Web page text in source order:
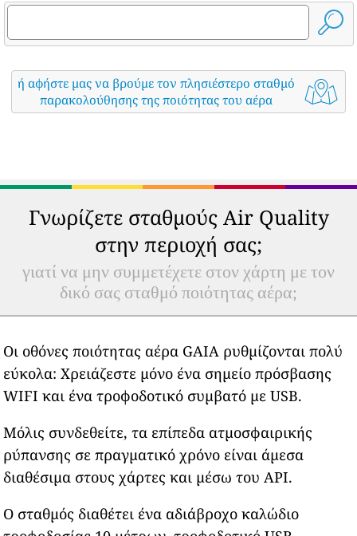
ή αφήστε μας να βρούμε τον πλησιέστερο σταθμό
παρακολούθησης της ποιότητας του αέρα
Γνωρίζετε σταθμούς Air Quality
στην περιοχή σας;
γιατί να μην συμμετέχετε στον χάρτη με τον
δικό σας σταθμό ποιότητας αέρα;
Οι οθόνες ποιότητας αέρα GAIA ρυθμίζονται πολύ
εύκολα: Χρειάζεστε μόνο ένα σημείο πρόσβασης
WIFI και ένα τροφοδοτικό συμβατό με USB.
Μόλις συνδεθείτε, τα επίπεδα ατμοσφαιρικής
ρύπανσης σε πραγματικό χρόνο είναι άμεσα
διαθέσιμα στους χάρτες και μέσω του API.
Ο σταθμός διαθέτει ένα αδιάβροχο καλώδιο